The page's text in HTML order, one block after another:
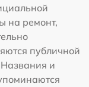
на ремонт,
публичной
и